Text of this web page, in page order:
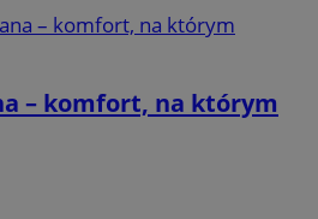
– komfort, na którym